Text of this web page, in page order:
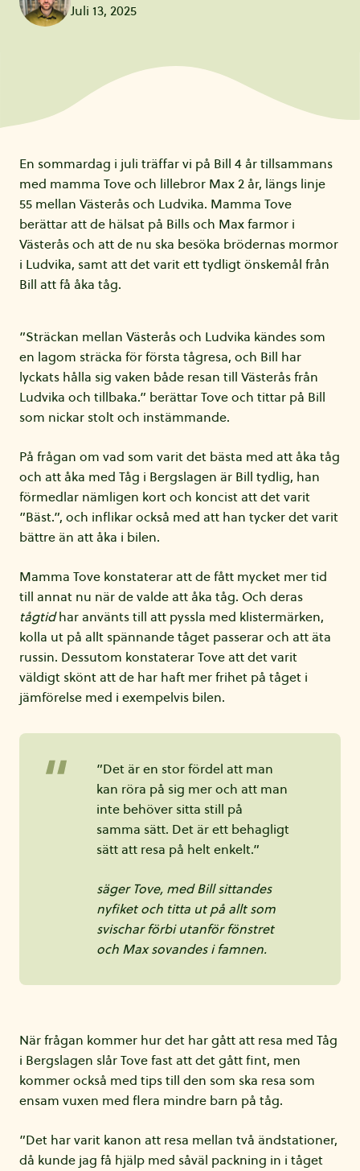
Juli 13, 2025
En sommardag i juli träffar vi på Bill 4 år tillsammans
med mamma Tove och lillebror Max 2 år, längs linje
55 mellan Västerås och Ludvika. Mamma Tove
berättar att de hälsat på Bills och Max farmor i
Västerås och att de nu ska besöka brödernas mormor
i Ludvika, samt att det varit ett tydligt önskemål från
Bill att få åka tåg.
”Sträckan mellan Västerås och Ludvika kändes som
en lagom sträcka för första tågresa, och Bill har
lyckats hålla sig vaken både resan till Västerås från
Ludvika och tillbaka.” berättar Tove och tittar på Bill
som nickar stolt och instämmande.
På frågan om vad som varit det bästa med att åka tåg
och att åka med Tåg i Bergslagen är Bill tydlig, han
förmedlar nämligen kort och koncist att det varit
”Bäst.”, och inflikar också med att han tycker det varit
bättre än att åka i bilen.
Mamma Tove konstaterar att de fått mycket mer tid
till annat nu när de valde att åka tåg. Och deras
tågtidhar använts till att pyssla med klistermärken,
kolla ut på allt spännande tåget passerar och att äta
russin. Dessutom konstaterar Tove att det varit
väldigt skönt att de har haft mer frihet på tåget i
jämförelse med i exempelvis bilen.
”Det är en stor fördel att man
kan röra på sig mer och att man
inte behöver sitta still på
samma sätt. Det är ett behagligt
sätt att resa på helt enkelt.”
säger Tove, med Bill sittandes
nyfiket och titta ut på allt som
svischar förbi utanför fönstret
och Max sovandes i famnen.
När frågan kommer hur det har gått att resa med Tåg
i Bergslagen slår Tove fast att det gått fint, men
kommer också med tips till den som ska resa som
ensam vuxen med flera mindre barn på tåg.
”Det har varit kanon att resa mellan två ändstationer,
då kunde jag få hjälp med såväl packning in i tåget